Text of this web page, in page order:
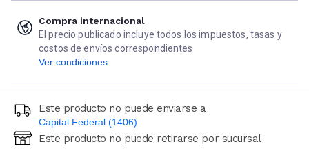
Compra internacional
El precio publicado incluye todos los impuestos, tasas y
costos de envíos correspondientes
Ver condiciones
Este producto no puede enviarse a
Capital Federal (1406)
Ingresá código postal (sólo números)
Este producto no puede retirarse por sucursal